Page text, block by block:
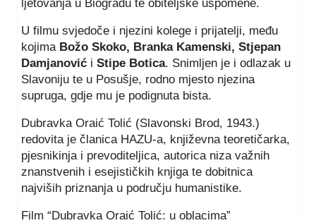
ljetovanja u Biogradu te obiteljske uspomene.
U filmu svjedoče i njezini kolege i prijatelji, među
kojima Božo Skoko, Branka Kamenski, Stjepan
Damjanović i Stipe Botica. Snimljen je i odlazak u
Slavoniju te u Posušje, rodno mjesto njezina
supruga, gdje mu je podignuta bista.
Dubravka Oraić Tolić (Slavonski Brod, 1943.)
redovita je članica HAZU-a, književna teoretičarka,
pjesnikinja i prevoditeljica, autorica niza važnih
znanstvenih i esejističkih knjiga te dobitnica
najviših priznanja u području humanistike.
Film “Dubravka Oraić Tolić: u oblacima”